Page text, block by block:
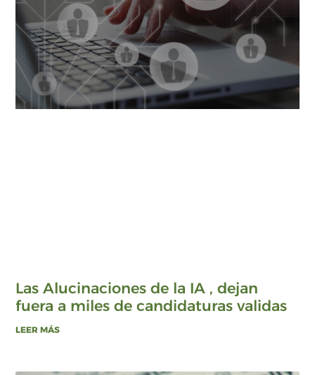
Las Alucinaciones de la IA , dejan
fuera a miles de candidaturas validas
LEER MÁS